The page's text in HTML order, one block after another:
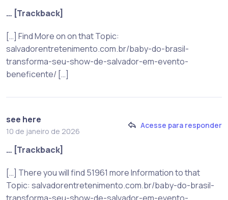
… [Trackback]
[…] Find More on on that Topic:
salvadorentretenimento.com.br/baby-do-brasil-
transforma-seu-show-de-salvador-em-evento-
beneficente/ […]
see here
10 de janeiro de 2026
Acesse para responder
… [Trackback]
[…] There you will find 51961 more Information to that
Topic: salvadorentretenimento.com.br/baby-do-brasil-